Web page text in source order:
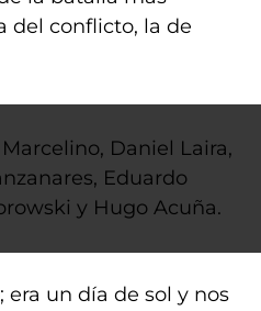
del conflicto, la de
Daniel Laira,
Eduardo
y Hugo Acuña.
era un día de sol y nos